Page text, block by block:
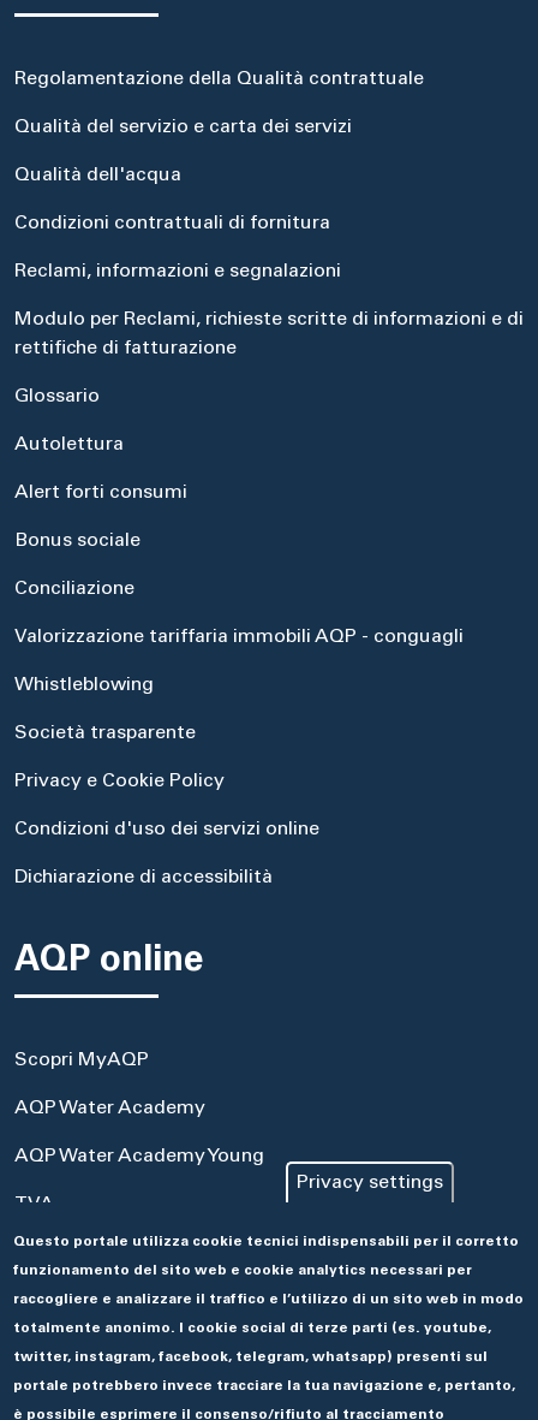
Regolamentazione della Qualità contrattuale
Qualità del servizio e carta dei servizi
Qualità dell'acqua
Condizioni contrattuali di fornitura
Reclami, informazioni e segnalazioni
Modulo per Reclami, richieste scritte di informazioni e di
rettifiche di fatturazione
Glossario
Autolettura
Alert forti consumi
Bonus sociale
Conciliazione
Valorizzazione tariffaria immobili AQP - conguagli
Whistleblowing
Società trasparente
Privacy e Cookie Policy
Condizioni d'uso dei servizi online
Dichiarazione di accessibilità
AQP online
Scopri MyAQP
AQP Water Academy
AQP Water Academy Young
TVA
Portale Acquisti
Aseco
Privacy settings
Questo portale utilizza cookie tecnici indispensabili per il corretto
funzionamento del sito web e cookie analytics necessari per
raccogliere e analizzare il traffico e l’utilizzo di un sito web in modo
totalmente anonimo. I cookie social di terze parti (es. youtube,
twitter, instagram, facebook, telegram, whatsapp) presenti sul
portale potrebbero invece tracciare la tua navigazione e, pertanto,
è possibile esprimere il consenso/rifiuto al tracciamento